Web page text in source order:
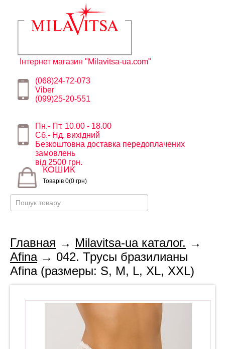
Інтернет магазин "Milavitsa-ua.com"
(068)24-72-073
Viber
(099)25-20-551
Пн.- Пт. 10.00 - 18.00
Сб.- Нд. вихідний
Безкоштовна доставка передоплачених
замовлень
від 2500 грн.
КОШИК
Товарів 0(0 грн)
Главная → Milavitsa-ua каталог. →
Afina→ 042. Трусы бразилианы
Afina (размеры: S, M, L, XL, XXL)